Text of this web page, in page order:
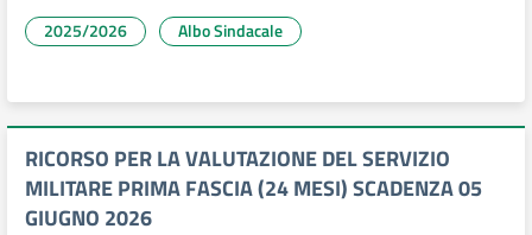
2025/2026 Albo Sindacale
RICORSO PER LA VALUTAZIONE DEL SERVIZIO
MILITARE PRIMA FASCIA (24 MESI) SCADENZA 05
GIUGNO 2026